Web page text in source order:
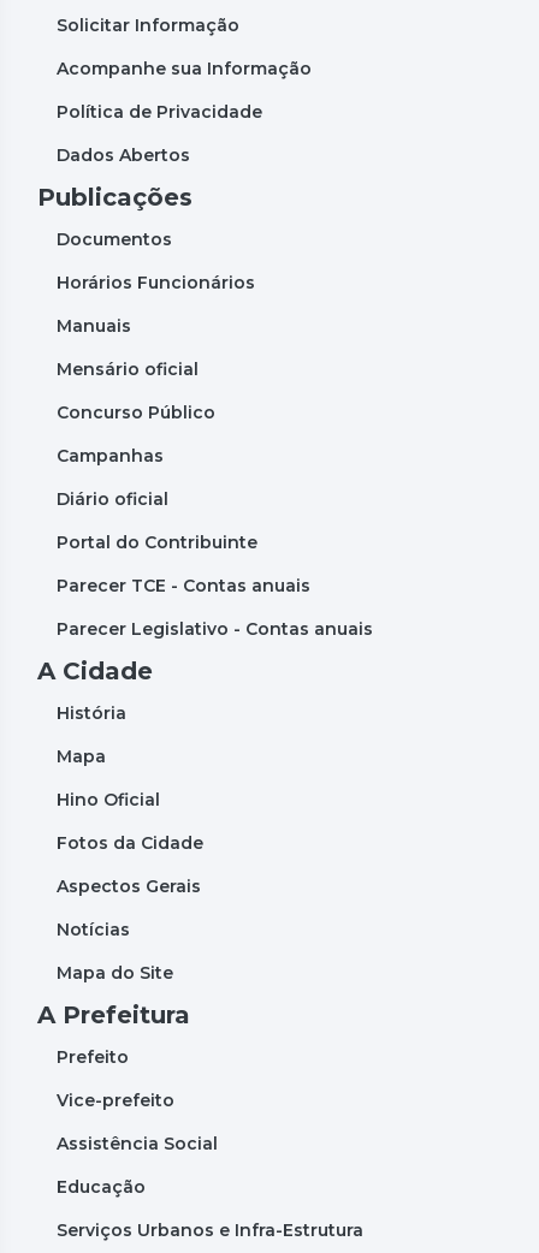
Solicitar Informação
Acompanhe sua Informação
Política de Privacidade
Dados Abertos
Publicações
Documentos
Horários Funcionários
Manuais
Mensário oficial
Concurso Público
Campanhas
Diário oficial
Portal do Contribuinte
Parecer TCE - Contas anuais
Parecer Legislativo - Contas anuais
A Cidade
História
Mapa
Hino Oficial
Fotos da Cidade
Aspectos Gerais
Notícias
Mapa do Site
A Prefeitura
Prefeito
Vice-prefeito
Assistência Social
Educação
Serviços Urbanos e Infra-Estrutura